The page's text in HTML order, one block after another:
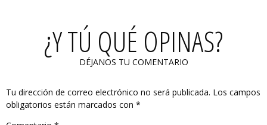
¿Y TÚ QUÉ OPINAS?
DÉJANOS TU COMENTARIO
Tu dirección de correo electrónico no será publicada. Los campos
obligatorios están marcados con *